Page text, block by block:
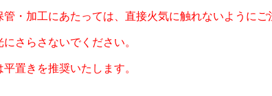
・加工にあたっては、直接火気に触れないようにご
さらさないでください。
置きを推奨いたします。